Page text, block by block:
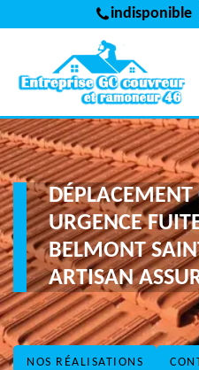
indisponible
NOS RÉALISATIONS
URGENCE
BELMONT
ARTISAN